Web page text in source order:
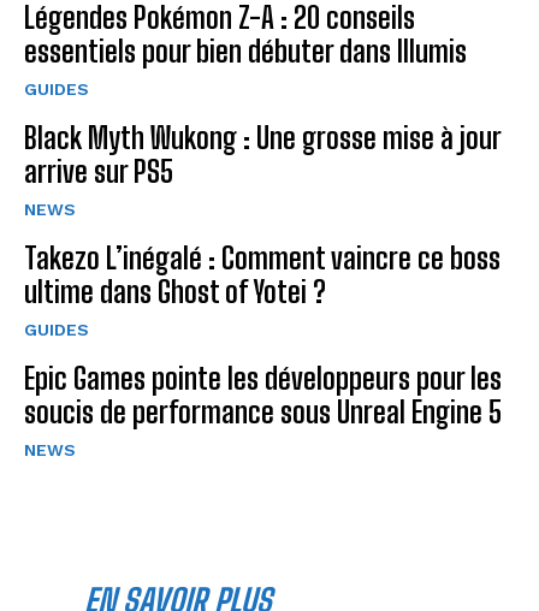
Légendes Pokémon Z-A : 20 conseils
essentiels pour bien débuter dans Illumis
GUIDES
Black Myth Wukong : Une grosse mise à jour
arrive sur PS5
NEWS
Takezo L’inégalé : Comment vaincre ce boss
ultime dans Ghost of Yotei ?
GUIDES
Epic Games pointe les développeurs pour les
soucis de performance sous Unreal Engine 5
NEWS
EN SAVOIR PLUS